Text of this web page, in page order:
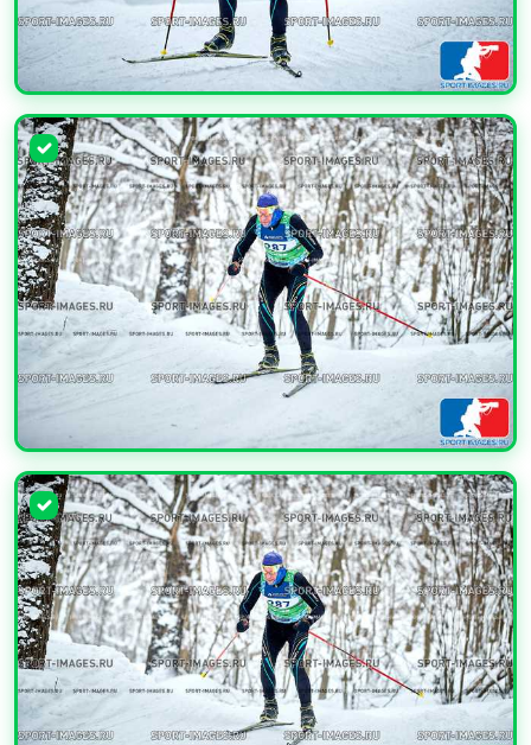
УВЕЛИЧИТЬ
УВЕЛИЧИТЬ